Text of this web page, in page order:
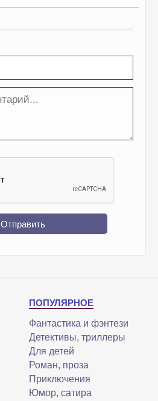
Отправить
ПОПУЛЯРНОЕ
Фантастика и фэнтези
Детективы, триллеры
Для детей
Роман, проза
Приключения
Юмор, сатира